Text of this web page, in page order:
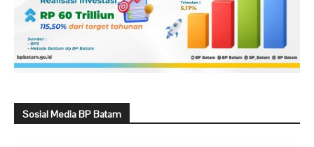
Sosial Media BP Batam